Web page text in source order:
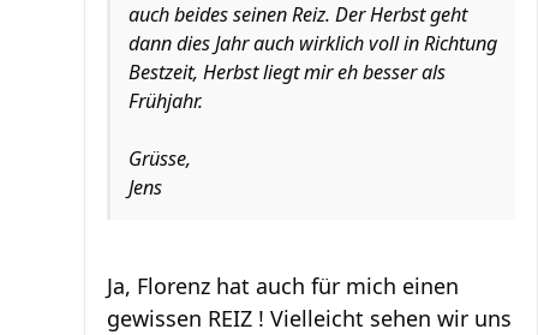
auch beides seinen Reiz. Der Herbst geht
dann dies Jahr auch wirklich voll in Richtung
Bestzeit, Herbst liegt mir eh besser als
Frühjahr.
Grüsse,
Jens
Ja, Florenz hat auch für mich einen
gewissen REIZ ! Vielleicht sehen wir uns